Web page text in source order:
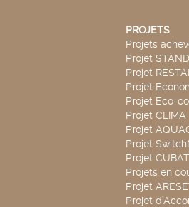
PROJETS
Projets
Projet
Projet
Projet
Projet Eco-
Projet CLIMA
Projet
Projet
Projet
Projets en
Projet
Projet